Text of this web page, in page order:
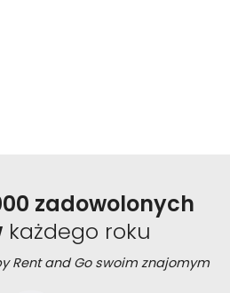
zadowolonych
każdego roku
Rent and Go swoim znajomym